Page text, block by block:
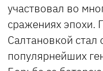
участвовал во
сражениях эпохи.
Салтановкой стал
популярнейших